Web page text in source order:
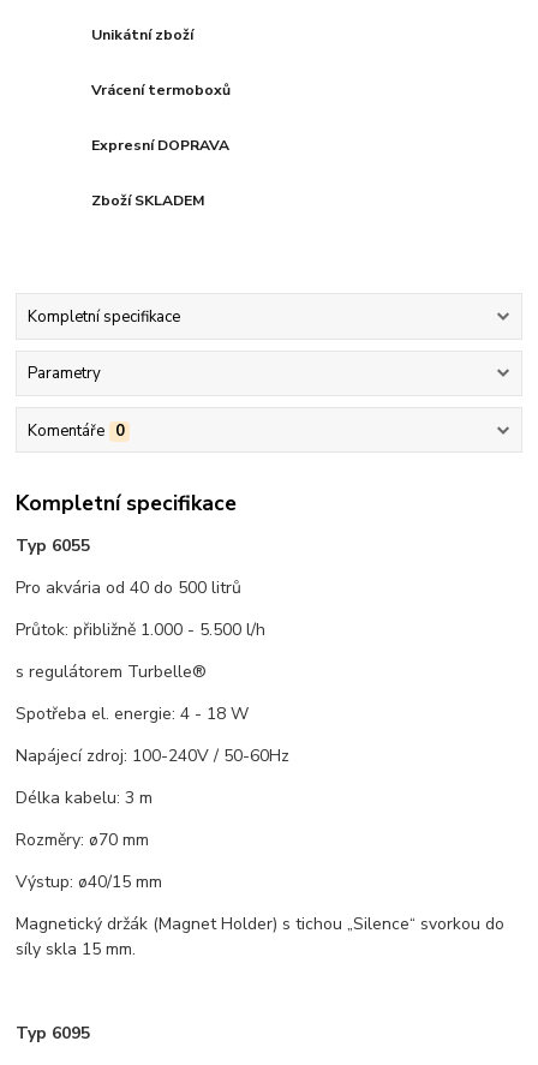
Unikátní zboží
Vrácení termoboxů
Expresní DOPRAVA
Zboží SKLADEM
Kompletní specifikace
Parametry
Komentáře 0
Kompletní specifikace
Typ 6055
Pro akvária od 40 do 500 litrů
Průtok: přibližně 1.000 - 5.500 l/h
s regulátorem Turbelle®
Spotřeba el. energie: 4 - 18 W
Napájecí zdroj: 100-240V / 50-60Hz
Délka kabelu: 3 m
Rozměry: ø70 mm
Výstup: ø40/15 mm
Magnetický držák (Magnet Holder) s tichou „Silence“ svorkou do
síly skla 15 mm.
Typ 6095